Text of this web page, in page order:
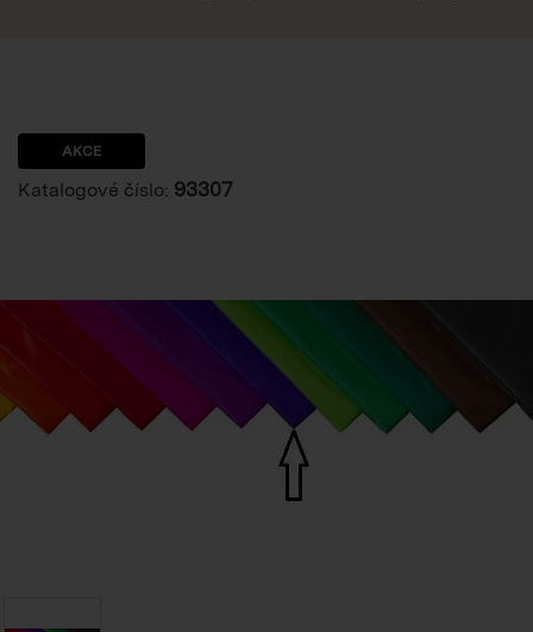
AKCE
Katalogové číslo: 93307